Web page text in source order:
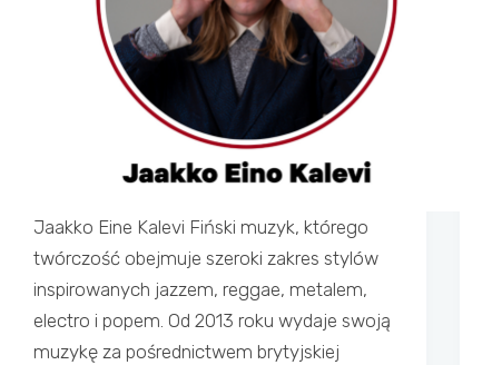
Jaakko Eine Kalevi Fiński muzyk, którego
twórczość obejmuje szeroki zakres stylów
inspirowanych jazzem, reggae, metalem,
electro i popem. Od 2013 roku wydaje swoją
muzykę za pośrednictwem brytyjskiej